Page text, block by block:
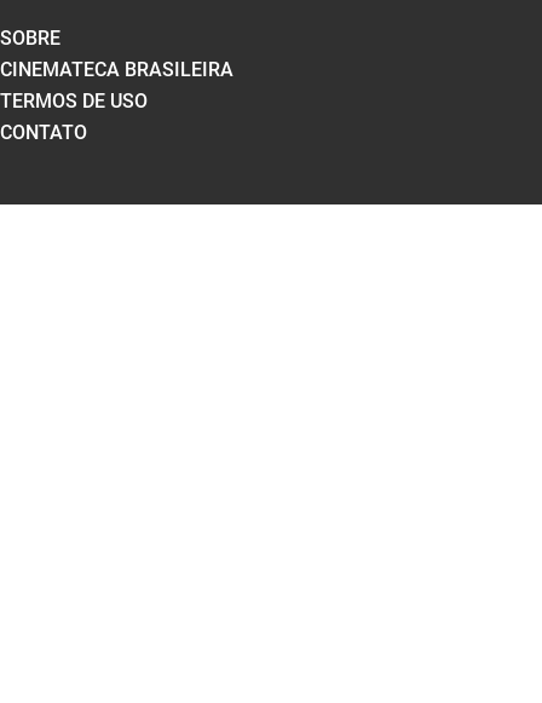
SOBRE
CINEMATECA BRASILEIRA
TERMOS DE USO
CONTATO